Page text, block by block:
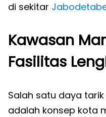
di sekitar
Kawasan
Fasilitas
Salah satu daya
adalah konsep kota